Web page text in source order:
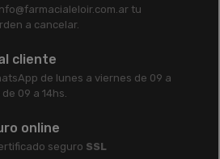
tu
a cancelar.
cliente
de lunes a viernes de 09 a
09 a 14hs.
online
seguro SSL